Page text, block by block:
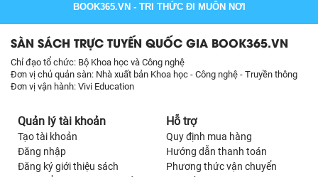
BOOK365.VN - TRI THỨC ĐI MUÔN NƠI
SÀN SÁCH TRỰC TUYẾN QUỐC GIA BOOK365.VN
Chỉ đạo tổ chức: Bộ Khoa học và Công nghệ
Đơn vị chủ quản sàn: Nhà xuất bản Khoa học - Công nghệ - Truyền thông
Đơn vị vận hành: Vivi Education
Quản lý tài khoản
Tạo tài khoản
Đăng nhập
Đăng ký giới thiệu sách
Hỗ trợ
Quy định mua hàng
Hướng dẫn thanh toán
Phương thức vận chuyển